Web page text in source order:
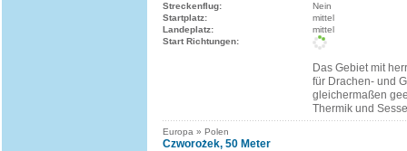
Streckenflug:
Nein
Startplatz:
mittel
Landeplatz:
mittel
Start Richtungen:
Das Gebiet mit
für Drachen- und
gleichermaßen
Thermik und
Europa » Polen
Czworożek, 50 Meter